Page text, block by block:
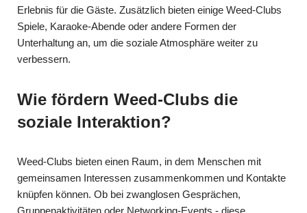
Erlebnis für die Gäste. Zusätzlich bieten einige Weed-Clubs
Spiele, Karaoke-Abende oder andere Formen der
Unterhaltung an, um die soziale Atmosphäre weiter zu
verbessern.
Wie fördern Weed-Clubs die
soziale Interaktion?
Weed-Clubs bieten einen Raum, in dem Menschen mit
gemeinsamen Interessen zusammenkommen und Kontakte
knüpfen können. Ob bei zwanglosen Gesprächen,
Gruppenaktivitäten oder Networking-Events - diese